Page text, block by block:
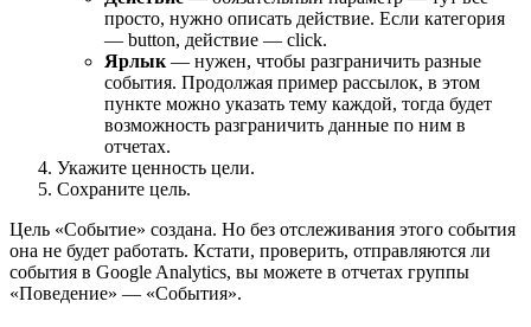
просто, нужно описать действие. Если категория
— button, действие — click.
Ярлык — нужен, чтобы разграничить разные
события. Продолжая пример рассылок, в этом
пункте можно указать тему каждой, тогда будет
возможность разграничить данные по ним в
отчетах.
Укажите ценность цели.
Сохраните цель.
Цель «Событие» создана. Но без отслеживания этого события
она не будет работать. Кстати, проверить, отправляются ли
события в Google Analytics, вы можете в отчетах группы
«Поведение» — «События».